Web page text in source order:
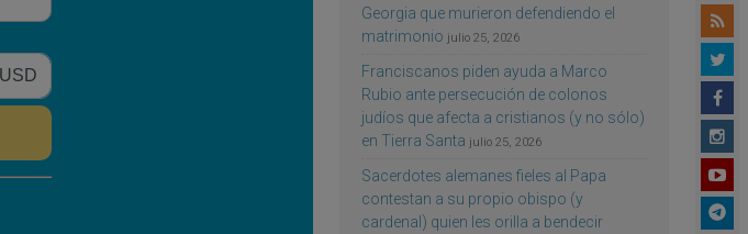
Georgia que murieron defendiendo el
matrimonio julio 25, 2026
Franciscanos piden ayuda a Marco
Rubio ante persecución de colonos
judíos que afecta a cristianos (y no sólo)
en Tierra Santa julio 25, 2026
Sacerdotes alemanes fieles al Papa
contestan a su propio obispo (y
cardenal) quien les orilla a bendecir